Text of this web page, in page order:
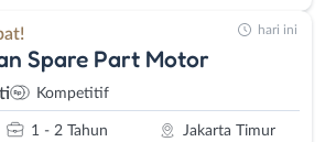
Spare Part Motor
Kompetitif
1 - 2 Tahun Jakarta Timur
hari ini